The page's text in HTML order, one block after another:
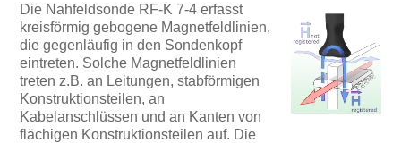
Die Nahfeldsonde RF-K 7-4 erfasst
kreisförmig gebogene Magnetfeldlinien,
die gegenläufig in den Sondenkopf
eintreten. Solche Magnetfeldlinien
treten z.B. an Leitungen, stabförmigen
Konstruktionsteilen, an
Kabelanschlüssen und an Kanten von
flächigen Konstruktionsteilen auf. Die